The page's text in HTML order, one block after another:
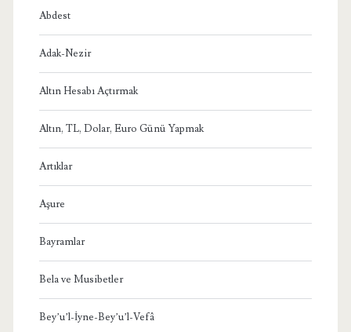
Abdest
Adak-Nezir
Altın Hesabı Açtırmak
Altın, TL, Dolar, Euro Günü Yapmak
Artıklar
Aşure
Bayramlar
Bela ve Musibetler
Bey’u’l-İyne-Bey’u’l-Vefâ